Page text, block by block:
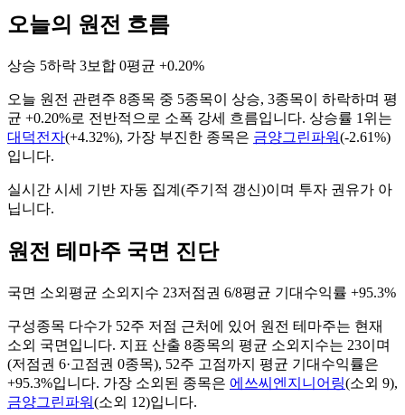
오늘의 원전 흐름
상승 5하락 3보합 0평균 +0.20%
오늘 원전 관련주 8종목 중 5종목이 상승, 3종목이 하락하며 평
균 +0.20%로 전반적으로 소폭 강세 흐름입니다. 상승률 1위는
대덕전자(+4.32%), 가장 부진한 종목은 금양그린파워(-2.61%)
입니다.
실시간 시세 기반 자동 집계(주기적 갱신)이며 투자 권유가 아
닙니다.
원전 테마주 국면 진단
국면 소외 평균 소외지수 23저점권 6/8평균 기대수익률 +95.3%
구성종목 다수가 52주 저점 근처에 있어 원전 테마주는 현재
소외 국면입니다. 지표 산출 8종목의 평균 소외지수는 23이며
(저점권 6·고점권 0종목), 52주 고점까지 평균 기대수익률은
+95.3%입니다. 가장 소외된 종목은 에쓰씨엔지니어링(소외 9),
금양그린파워(소외 12)입니다.